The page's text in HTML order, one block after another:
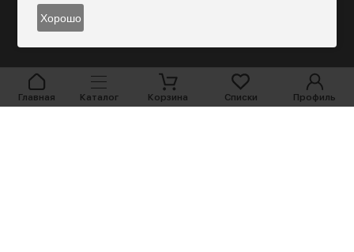
Главная Каталог Корзина Списки Профиль
Хорошо